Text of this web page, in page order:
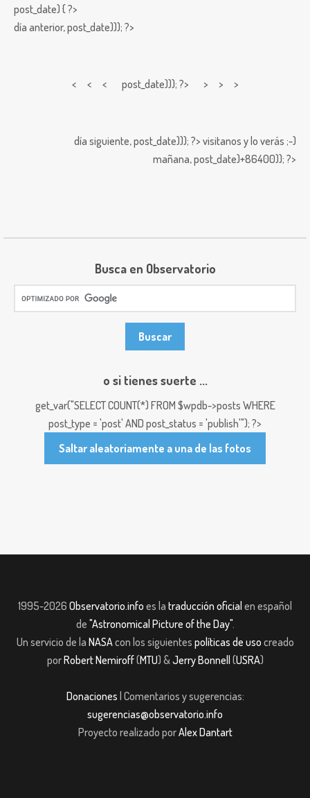
post_date) { ?>
día anterior,post_date))); ?>
< < < post_date))); ?> > > >
día siguiente,post_date))); ?> visitanos y lo verás ;-)
mañana,post_date)+86400)); ?>
Busca en Observatorio
o si tienes suerte ...
get_var("SELECT COUNT(*) FROM $wpdb->posts WHERE
post_type = 'post' AND post_status = 'publish'"); ?>
Saltar aleatoriamente a una de las fotos
1995-2026 Observatorio.info es la traducción oficial en español
de "Astronomical Picture of the Day".
Un servicio de la NASAcon los siguientes políticas de uso creado
porRobert Nemiroff(MTU) &Jerry Bonnell (USRA)
Donaciones | Comentarios y sugerencias:
sugerencias@observatorio.info
Proyecto realizado porAlex Dantart